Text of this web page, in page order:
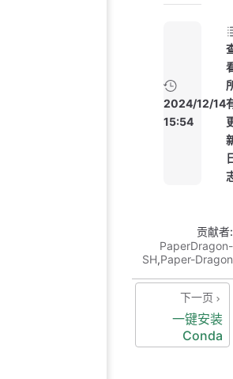
2024/12/14
15:54
贡献者:
PaperDragon-
SH,Paper-Dragon
下一页
一键安装
Conda